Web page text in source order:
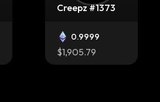
Creepz #1373
0.9999
$1,905.79